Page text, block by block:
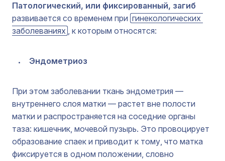
Патологический, или фиксированный, загиб
развивается со временем при гинекологических
заболеваниях , к которым относятся:
Эндометриоз
При этом заболевании ткань эндометрия —
внутреннего слоя матки — растет вне полости
матки и распространяется на соседние органы
таза: кишечник, мочевой пузырь. Это провоцирует
образование спаек и приводит к тому, что матка
фиксируется в одном положении, словно